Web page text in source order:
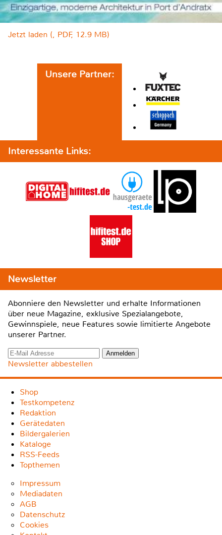
Jetzt laden (, PDF, 12.9 MB)
Unsere Partner:
Interessante Links:
Newsletter
Abonniere den Newsletter und erhalte Informationen
über neue Magazine, exklusive Spezialangebote,
Gewinnspiele, neue Features sowie limitierte Angebote
unserer Partner.
Newsletter abbestellen
Shop
Testkompetenz
Redaktion
Gerätedaten
Bildergalerien
Kataloge
RSS-Feeds
Topthemen
Impressum
Mediadaten
AGB
Datenschutz
Cookies